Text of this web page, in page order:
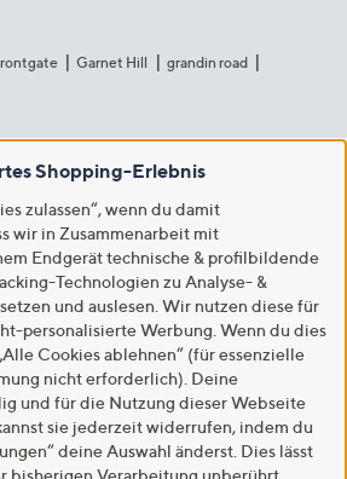
Garnet Hill
grandin road
Shopping-Erlebnis
zulassen“, wenn du damit
wir in Zusammenarbeit mit
Endgerät technische & profilbildende
Technologien zu Analyse- &
und auslesen. Wir nutzen diese für
personalisierte Werbung. Wenn du dies
Cookies ablehnen“ (für essenzielle
nicht erforderlich). Deine
und für die Nutzung dieser Webseite
sie jederzeit widerrufen, indem du
deine Auswahl änderst. Dies lässt
bisherigen Verarbeitung unberührt.